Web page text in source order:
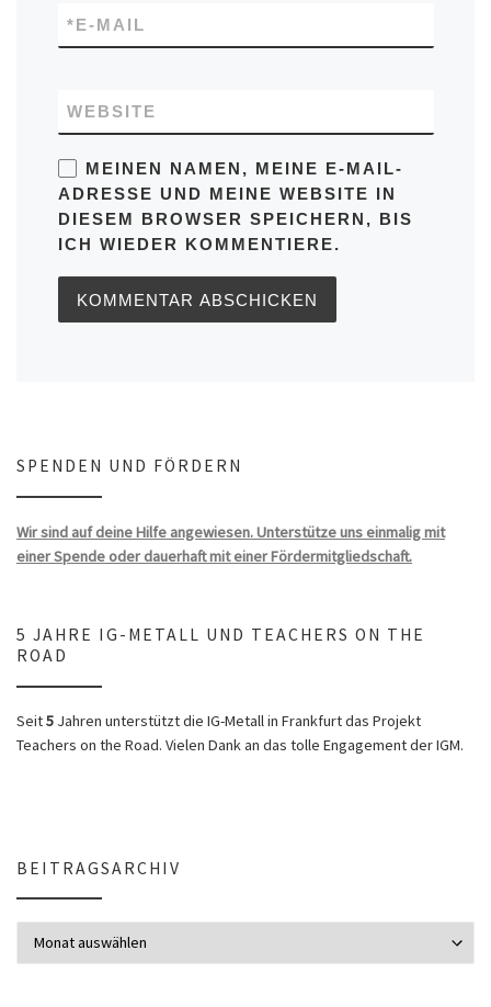
E-MAIL
*
WEBSITE
MEINEN NAMEN, MEINE E-MAIL-
ADRESSE UND MEINE WEBSITE IN
DIESEM BROWSER SPEICHERN, BIS
ICH WIEDER KOMMENTIERE.
SPENDEN UND FÖRDERN
Wir sind auf deine Hilfe angewiesen. Unterstütze uns einmalig mit
einer Spende oder dauerhaft mit einer Fördermitgliedschaft.
5 JAHRE IG-METALL UND TEACHERS ON THE
ROAD
Seit5 Jahren unterstützt die IG-Metall in Frankfurt das Projekt
Teachers on the Road. Vielen Dank an das tolle Engagement der IGM.
BEITRAGSARCHIV